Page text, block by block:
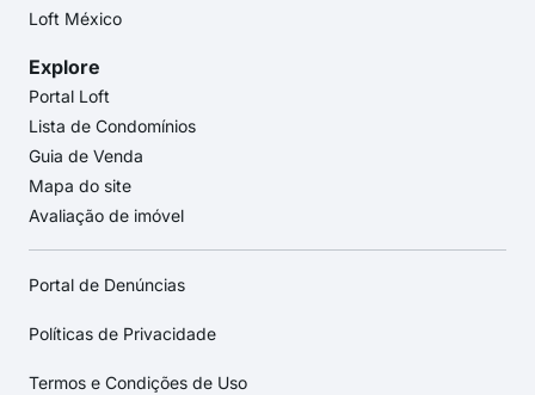
Loft México
Explore
Portal Loft
Lista de Condomínios
Guia de Venda
Mapa do site
Avaliação de imóvel
Portal de Denúncias
Políticas de Privacidade
Termos e Condições de Uso